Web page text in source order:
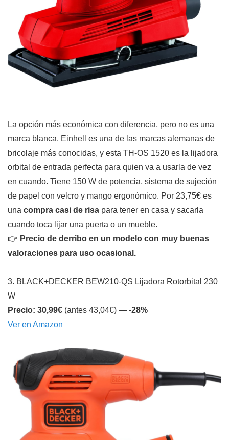
La opción más económica con diferencia, pero no es una
marca blanca. Einhell es una de las marcas alemanas de
bricolaje más conocidas, y esta TH-OS 1520 es la lijadora
orbital de entrada perfecta para quien va a usarla de vez
en cuando. Tiene 150 W de potencia, sistema de sujeción
de papel con velcro y mango ergonómico. Por 23,75€ es
una compra casi de risa para tener en casa y sacarla
cuando toca lijar una puerta o un mueble.
👉 Precio de derribo en un modelo con muy buenas
valoraciones para uso ocasional.
3. BLACK+DECKER BEW210-QS Lijadora Rotorbital 230
W
Precio: 30,99€ (antes 43,04€) — -28%
Ver en Amazon